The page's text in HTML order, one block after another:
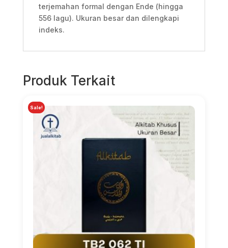
terjemahan formal dengan Ende (hingga
556 lagu). Ukuran besar dan dilengkapi
indeks.
Produk Terkait
Sale!